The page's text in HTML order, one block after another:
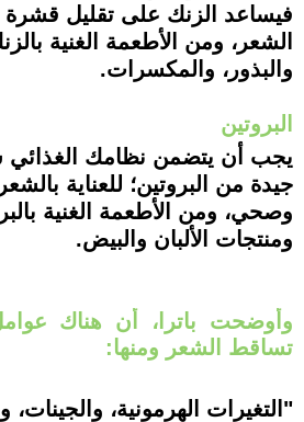
فيساعد الزنك على تقليل قشرة
الشعر، ومن الأطعمة الغنية
والبذور، والمكسرات.
البروتين
يجب أن يتضمن نظامك
جيدة من البروتين؛ للعناية
وصحي، ومن الأطعمة الغنية
ومنتجات الألبان والبيض.
وأوضحت باترا، أن هناك
تساقط الشعر ومنها:
"التغيرات الهرمونية، والجينات،